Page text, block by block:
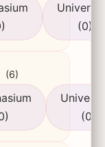
(0)
(6)
(0)